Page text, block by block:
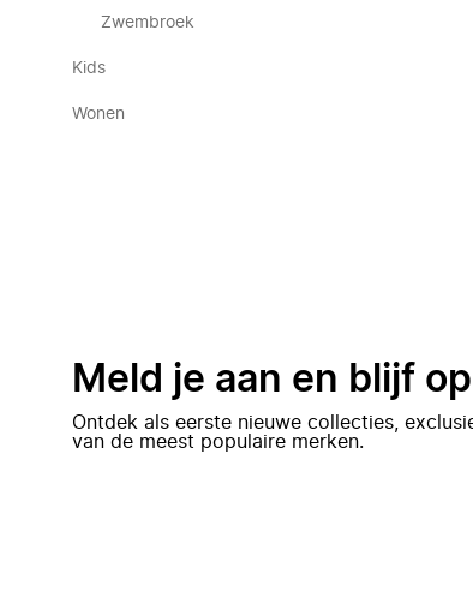
Zwembroek
Kids
Wonen
Meld je aan en blijf
Ontdek als eerste nieuwe collecties,
van de meest populaire merken.